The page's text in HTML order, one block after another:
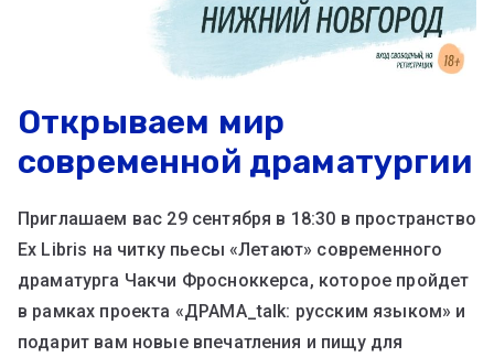
Открываем мир
современной драматургии
Приглашаем вас 29 сентября в 18:30 в пространство
Ex Libris на читку пьесы «Летают» современного
драматурга Чакчи Фросноккерса, которое пройдет
в рамках проекта «ДРАМА_talk: русским языком» и
подарит вам новые впечатления и пищу для